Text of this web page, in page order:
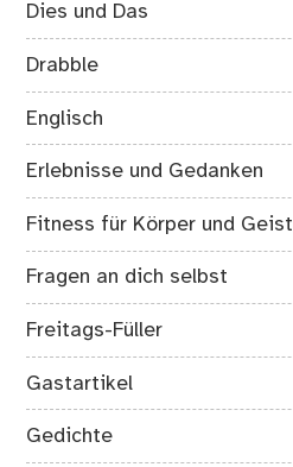
Dies und Das
Drabble
Englisch
Erlebnisse und Gedanken
Fitness für Körper und Geist
Fragen an dich selbst
Freitags-Füller
Gastartikel
Gedichte